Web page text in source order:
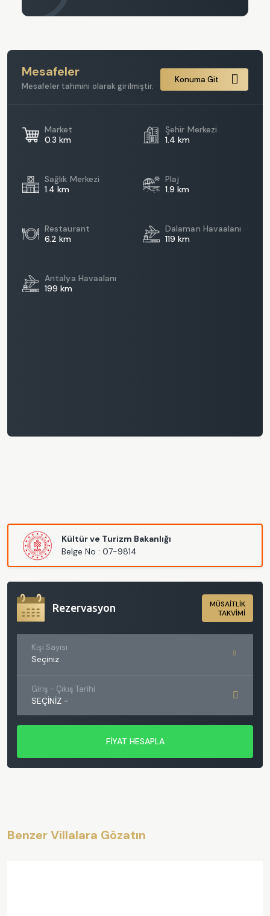
Mesafeler
Mesafeler tahmini olarak girilmiştir.
Konuma Git
Market
0.3 km
Şehir Merkezi
1.4 km
Sağlık Merkezi
1.4 km
Plaj
1.9 km
Restaurant
6.2 km
Dalaman Havaalanı
119 km
Antalya Havaalanı
199 km
Kültür ve Turizm Bakanlığı
Belge No : 07-9814
Rezervasyon
MÜSAİTLİK
TAKVİMİ
Kişi Sayısı
Seçiniz
Giriş - Çıkış Tarihi
SEÇINIZ -
FİYAT HESAPLA
Benzer Villalara Gözatın